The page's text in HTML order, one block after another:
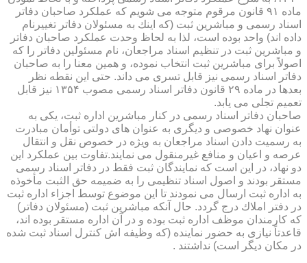
ماده ۹۱ قانون مرقوم متوجه می شویم كه عملكرد صاحبان دفاتر
اسناد رسمی و مباشرین ثبت (كه اینك به مسئولان دفاتر تغییرنام
داده اند) واحد بوده است، لذا به لحاظ وحدت عملكرد صاحبان دفاتر
و مباشرین ثبت در تنظیم اسناد مراجعان، نام مسئولین دفاتر را كه
اصولاً برای مباشرین ثبت انتخاب نموده، و همین معنا را به صاحبان
دفاتر اسناد رسمی نیز قابل تسری می داند. حتی این نقطه نظر
بعدها در ماده ۲۹ قانون دفاتر اسناد رسمی مصوب ۱۳۵۴ نیز قابل
تعمیم تجلی می یابد.
صاحبان دفاتر اسناد رسمی در كنار مباشرین اداره ثبت، یكی به
عنوان نهاد خصوصی و دیگری به عنوان های دولتی توأمان مبادرت
به رسمیت دادن اسناد مراجعان به ویژه در خصوص نقل و انتقال
عرصه و اعیان و منافع غیرمنقول می نمایند.تفاوت بین عملكرد این
دو نهاد، در این است كه نمایندگان ثبت فقط در دفاتر اسناد رسمی
مستقر بودند و اصول اسناد تنظیمی را به ضمیمه حق الثبت مأخوذه
به اداره ثبت ارسال می نمودند تا این موضوع توسط اجزاء اداره ثبت
در دفتر املاك درج گردد. حال آنكه مباشرین ثبت (مسئولان دفاتر)
كه كارمندان موظف اداره ثبت بوده و در آن اداره مستقر بوده اند،
قاعدتاً نیازی به حضور نماینده (كه وظیفه اش كنترل اسناد ثبت شده
در مكان دیگر است) نداشتند .